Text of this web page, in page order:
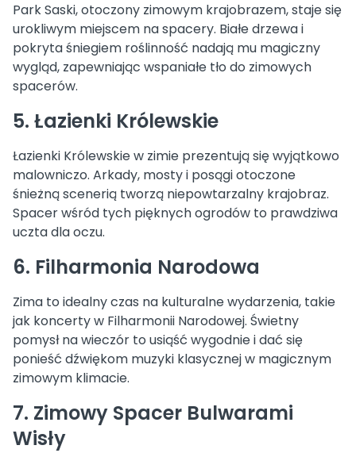
Park Saski, otoczony zimowym krajobrazem, staje się
urokliwym miejscem na spacery. Białe drzewa i
pokryta śniegiem roślinność nadają mu magiczny
wygląd, zapewniając wspaniałe tło do zimowych
spacerów.
5. Łazienki Królewskie
Łazienki Królewskie w zimie prezentują się wyjątkowo
malowniczo. Arkady, mosty i posągi otoczone
śnieżną scenerią tworzą niepowtarzalny krajobraz.
Spacer wśród tych pięknych ogrodów to prawdziwa
uczta dla oczu.
6. Filharmonia Narodowa
Zima to idealny czas na kulturalne wydarzenia, takie
jak koncerty w Filharmonii Narodowej. Świetny
pomysł na wieczór to usiąść wygodnie i dać się
ponieść dźwiękom muzyki klasycznej w magicznym
zimowym klimacie.
7. Zimowy Spacer Bulwarami
Wisły